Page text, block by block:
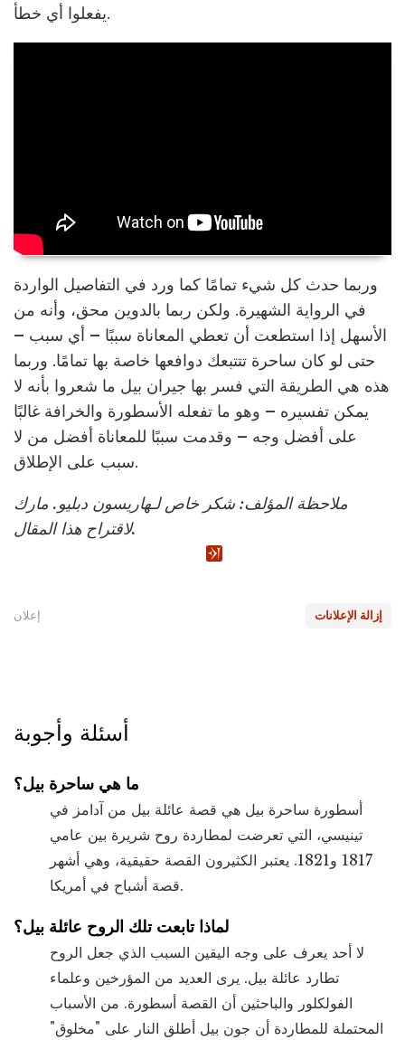
يفعلوا أي خطأ.
وربما حدث كل شيء تمامًا كما ورد في التفاصيل الواردة
في الرواية الشهيرة. ولكن ربما بالدوين محق، وأنه من
الأسهل إذا استطعت أن تعطي المعاناة سببًا – أي سبب –
حتى لو كان ساحرة تتتبعك دوافعها خاصة بها تمامًا. وربما
هذه هي الطريقة التي فسر بها جيران بيل ما شعروا بأنه لا
يمكن تفسيره – وهو ما تفعله الأسطورة والخرافة غالبًا
على أفضل وجه – وقدمت سببًا للمعاناة أفضل من لا
سبب على الإطلاق.
ملاحظة المؤلف: شكر خاص لـهاريسون دبليو. مارك
لاقتراح هذا المقال.
إزالة الإعلانات إعلان
أسئلة وأجوبة
ما هي ساحرة بيل؟
أسطورة ساحرة بيل هي قصة عائلة بيل من آدامز في
تينيسي، التي تعرضت لمطاردة روح شريرة بين عامي
1817 و1821. يعتبر الكثيرون القصة حقيقية، وهي أشهر
قصة أشباح في أمريكا.
لماذا تابعت تلك الروح عائلة بيل؟
لا أحد يعرف على وجه اليقين السبب الذي جعل الروح
تطارد عائلة بيل. يرى العديد من المؤرخين وعلماء
الفولكلور والباحثين أن القصة أسطورة. من الأسباب
المحتملة للمطاردة أن جون بيل أطلق النار على "مخلوق"